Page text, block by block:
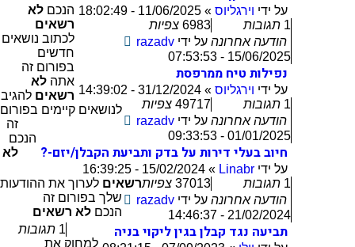
על ידי וירגליוס »
11/06/2025 - 18:02:49
1 תגובות 6983 צפיות
הודעה אחרונה על ידי razadv
15/06/2025 - 07:53:53
נפילות טיח ממרפסת
על ידי וירגליוס »
31/12/2024 - 14:39:02
1 תגובות 49717 צפיות
הודעה אחרונה על ידי razadv
01/01/2025 - 09:33:53
חיוב בעלי דירות על בדק ותביעת הקבלן/יזם-?
על ידי Linabr
»
15/02/2024 - 16:39:25
1 תגובות 37013 צפיות
הודעה אחרונה על ידי razadv
21/02/2024 - 14:46:37
תביעה נגד קבלן בגין ליקוי בניה 1 תגובות
הנכם לא
רשאים
לכתוב נושאים
חדשים
בפורום זה
אתה לא
רשאים להגיב
לנושאים קיימים בפורום
זה
הנכם
לא
רשאים לערוך את ההודעות
שלך בפורום זה
הנכם לא רשאים
למחוק את